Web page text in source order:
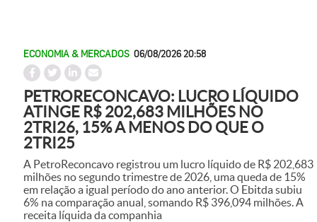
ECONOMIA & MERCADOS 06/08/2026 20:58
PETRORECONCAVO: LUCRO LÍQUIDO
ATINGE R$ 202,683 MILHÕES NO
2TRI26, 15% A MENOS DO QUE O
2TRI25
A PetroReconcavo registrou um lucro líquido de R$ 202,683
milhões no segundo trimestre de 2026, uma queda de 15%
em relação a igual período do ano anterior. O Ebitda subiu
6% na comparação anual, somando R$ 396,094 milhões. A
receita líquida da companhia